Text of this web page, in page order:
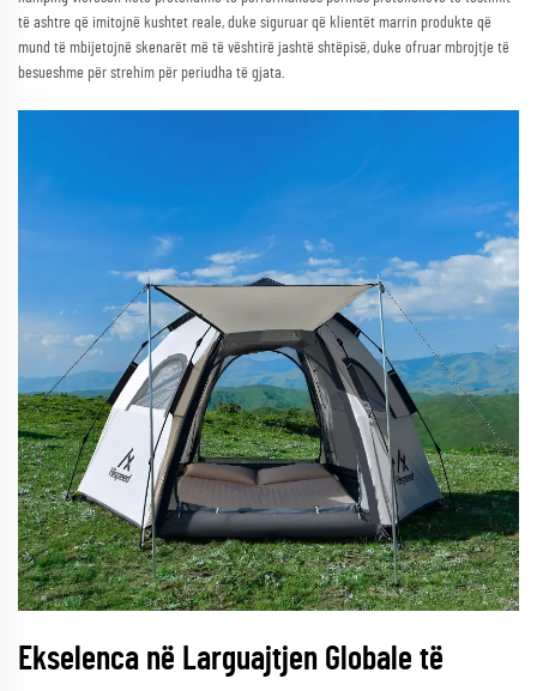
të ashtre që imitojnë kushtet reale, duke siguruar që klientët marrin produkte që
mund të mbijetojnë skenarët më të vështirë jashtë shtëpisë, duke ofruar mbrojtje të
besueshme për strehim për periudha të gjata.
Ekselenca në Larguajtjen Globale të